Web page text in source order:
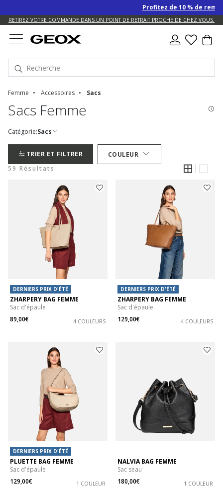
Profitez de 10 % de remise
RETIREZ VOTRE COMMANDE DANS UN POINT DE RETRAIT PROCHE DE CHEZ VOUS.
Femme Accessoires Sacs
Sacs Femme
Catégorie:Sacs
TRIER ET FILTRER
COULEUR
59 Résultats
DERNIERS PRIX D'ÉTÉ
ZHARPERY BAG FEMME
Sac d'épaule
89,00€
4 COULEURS
DERNIERS PRIX D'ÉTÉ
ZHARPERY BAG FEMME
Sac d'épaule
129,00€
4 COULEURS
DERNIERS PRIX D'ÉTÉ
PLUETTE BAG FEMME
Sac d'épaule
129,00€
1 COULEUR
NALVIA BAG FEMME
Sac seau
180,00€
1 COULEUR